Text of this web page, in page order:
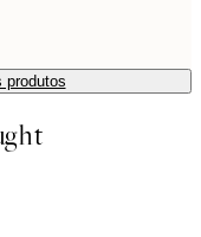
produtos